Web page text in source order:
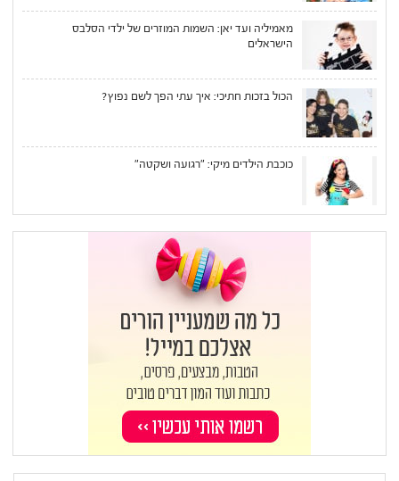
מאמיליה ועד יאן: השמות המוזרים של ילדי הסלבס
הישראלים
הכול בזכות חתיכי: איך עתי הפך לשם נפוץ?
כוכבת הילדים מיקי: "רגועה ושקטה"